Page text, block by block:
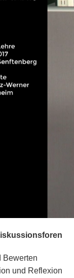
Bewerten
und Reflexion